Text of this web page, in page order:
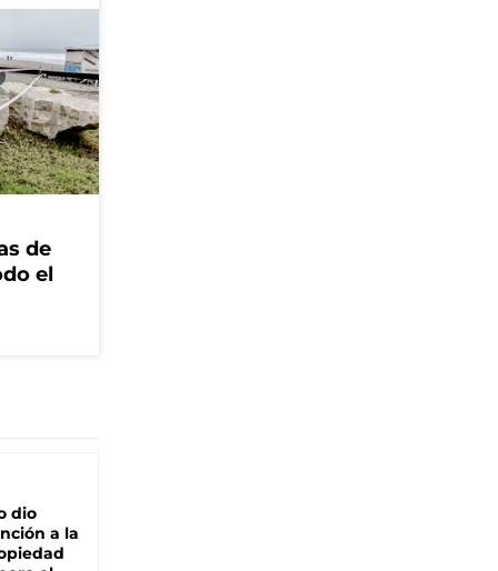
de
el
dio
a la